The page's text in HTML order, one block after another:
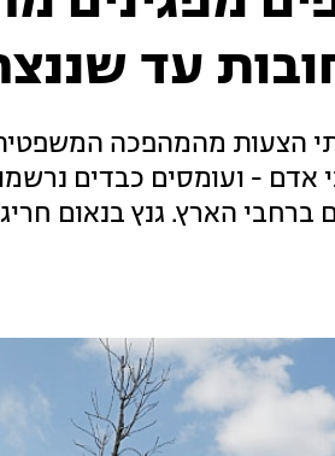
עד
הצעות מהמהפכה
אדם - ועומסים כבדים
ברחבי הארץ. גנץ בנאום